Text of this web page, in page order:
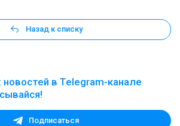
Назад к списку
в Telegram-канале
Подписаться